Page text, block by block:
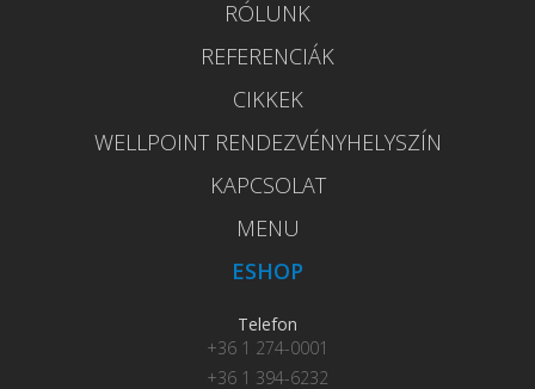
RÓLUNK
REFERENCIÁK
CIKKEK
WELLPOINT RENDEZVÉNYHELYSZÍN
KAPCSOLAT
MENU
ESHOP
Telefon
+36 1 274-0001
+36 1 394-6232